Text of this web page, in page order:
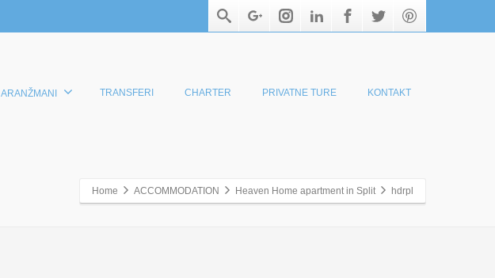
ARANŽMANI TRANSFERI CHARTER PRIVATNE TURE KONTAKT
Home ACCOMMODATION Heaven Home apartment in Split hdrpl